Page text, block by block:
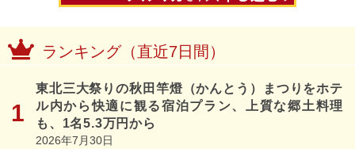
ランキング（直近7日間）
東北三大祭りの秋田竿燈（かんとう）まつりをホテ
ル内から快適に観る宿泊プラン、上質な郷土料理
も、1名5.3万円から
2026年7月30日